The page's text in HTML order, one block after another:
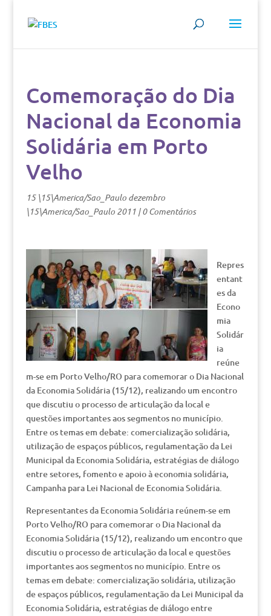
Comemoração do Dia
Nacional da Economia
Solidária em Porto
Velho
15 \15\America/Sao_Paulo dezembro
\15\America/Sao_Paulo 2011|0 Comentários
Repres
entant
es da
Econo
mia
Solidár
ia
reúne
m-se em Porto Velho/RO para comemorar o Dia Nacional
da Economia Solidária (15/12), realizando um encontro
que discutiu o processo de articulação da local e
questões importantes aos segmentos no município.
Entre os temas em debate: comercialização solidária,
utilização de espaços públicos, regulamentação da Lei
Municipal da Economia Solidária, estratégias de diálogo
entre setores, fomento e apoio à economia solidária,
Campanha para Lei Nacional de Economia Solidária.
Representantes da Economia Solidária reúnem-se em
Porto Velho/RO para comemorar o Dia Nacional da
Economia Solidária (15/12), realizando um encontro que
discutiu o processo de articulação da local e questões
importantes aos segmentos no município. Entre os
temas em debate: comercialização solidária, utilização
de espaços públicos, regulamentação da Lei Municipal da
Economia Solidária, estratégias de diálogo entre